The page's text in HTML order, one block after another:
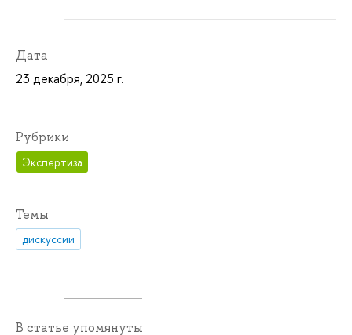
Дата
23 декабря, 2025 г.
Рубрики
Экспертиза
Темы
дискуссии
В статье упомянуты